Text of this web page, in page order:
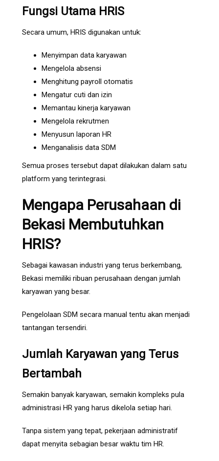
Fungsi Utama HRIS
Secara umum, HRIS digunakan untuk:
Menyimpan data karyawan
Mengelola absensi
Menghitung payroll otomatis
Mengatur cuti dan izin
Memantau kinerja karyawan
Mengelola rekrutmen
Menyusun laporan HR
Menganalisis data SDM
Semua proses tersebut dapat dilakukan dalam satu
platform yang terintegrasi.
Mengapa Perusahaan di
Bekasi Membutuhkan
HRIS?
Sebagai kawasan industri yang terus berkembang,
Bekasi memiliki ribuan perusahaan dengan jumlah
karyawan yang besar.
Pengelolaan SDM secara manual tentu akan menjadi
tantangan tersendiri.
Jumlah Karyawan yang Terus
Bertambah
Semakin banyak karyawan, semakin kompleks pula
administrasi HR yang harus dikelola setiap hari.
Tanpa sistem yang tepat, pekerjaan administratif
dapat menyita sebagian besar waktu tim HR.